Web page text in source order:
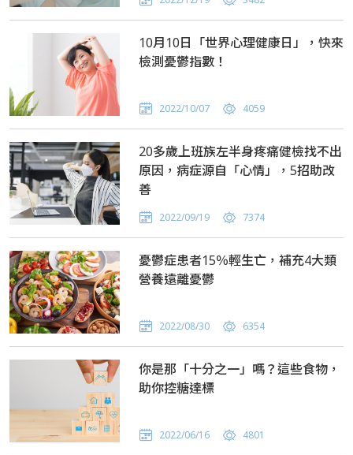
10月10日「世界心理健康日」，快來
檢測憂鬱指數！
2022/10/07 4059
20多歲上班族左半身疼痛健檢找不出
原因，病症源自「心情」，5招助改
善
2022/09/19 7374
憂鬱症患者15％輕生亡，補充4大類
營養遠離憂鬱
2022/08/30 6354
你是那「十分之一」嗎？這些食物，
助你控糖達標
2022/06/16 4801